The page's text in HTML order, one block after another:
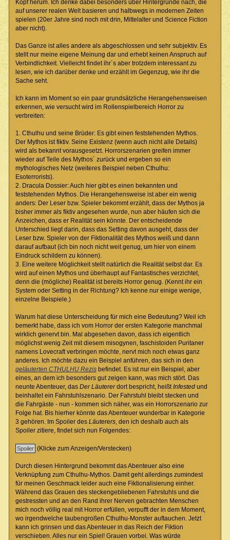
Kopf herum. Ich denke dabei besonders über Hintergründe nach, die
auf unserer realen Welt basieren und halbwegs in modernen Zeiten
spielen (20er Jahre sind noch mit drin, Mittelalter und Science Fiction
aber nicht).
Das Ganze ist alles andere als abgeschlossen und sehr subjektiv. Es
stellt nur meine eigene Meinung dar und erhebt keinen Anspruch auf
Verbindlichkeit. Vielleicht findet ihr´s aber trotzdem interessant zu
lesen, wie ich darüber denke und erzählt im Gegenzug, wie ihr die
Sache seht.
Ich kann im Moment so ein paar grundsätzliche Herangehensweisen
erkennen, wie versucht wird im Rollenspielbereich Horror zu
verbreiten:
1. Cthulhu und seine Brüder: Es gibt einen feststehenden Mythos.
Der Mythos ist fiktiv. Seine Existenz (wenn auch nicht alle Details)
wird als bekannt vorausgesetzt. Horrorszenarien greifen immer
wieder auf Teile des Mythos´ zurück und ergeben so ein
mythologisches Netz (weiteres Beispiel neben Cthulhu:
Esoterrorists).
2. Dracula Dossier: Auch hier gibt es einen bekannten und
feststehenden Mythos. Die Herangehensweise ist aber ein wenig
anders: Der Leser bzw. Spieler bekommt erzählt, dass der Mythos ja
bisher immer als fiktiv angesehen wurde, nun aber häufen sich die
Anzeichen, dass er Realität sein könnte. Der entscheidende
Unterschied liegt darin, dass das Setting davon ausgeht, dass der
Leser bzw. Spieler von der Fiktionalität des Mythos weiß und dann
darauf aufbaut (ich bin noch nicht weit genug, um hier von einem
Eindruck schildern zu können).
3. Eine weitere Möglichkeit stellt natürlich die Realität selbst dar. Es
wird auf einen Mythos und überhaupt auf Fantastisches verzichtet,
denn die (mögliche) Realität ist bereits Horror genug. (Kennt ihr ein
System oder Setting in der Richtung? Ich kenne nur einige wenige,
einzelne Beispiele.)
Warum hat diese Unterscheidung für mich eine Bedeutung? Weil ich
bemerkt habe, dass ich vom Horror der ersten Kategorie manchmal
wirklich genervt bin. Mal abgesehen davon, dass ich eigentlich
möglichst wenig Zeit mit diesem misogynen, faschistoiden Puritaner
namens Lovecraft verbringen möchte, nervt mich noch etwas ganz
anderes. Ich möchte dazu ein Beispiel anführen, das sich in den
geläuterten CTHULHU Rezisbefindet. Es ist nur ein Beispiel, aber
eines, an dem ich besonders gut zeigen kann, was mich stört. Das
neunte Abenteuer, das Der Läutererdort bespricht, heißtInfestedund
beinhaltet ein Fahrstuhlszenario. Der Fahrstuhl bleibt stecken und
die Fahrgäste - nun - kommen sich näher, was ein Horrorszenario zur
Folge hat. Bis hierher könnte das Abenteuer wunderbar in Kategorie
3 gehören. Im Spoiler des Läuterers, den ich deshalb auch als
Spoiler zitiere, findet sich nun Folgendes:
(Klicke zum Anzeigen/Verstecken)
Durch diesen Hintergrund bekommt das Abenteuer also eine
Verknüpfung zum Cthulhu-Mythos. Damit geht allerdings zumindest
für meinen Geschmack leider auch eine Fiktionalisierung einher.
Während das Grauen des steckengebliebenen Fahrstuhls und die
gestressten und an den Rand ihrer Nerven gebrachten Menschen
mich noch völlig real mit Horror erfüllen, verpufft der in dem Moment,
wo irgendwelche taubengroßen Cthulhu-Monster auftauchen. Jetzt
kann ich grinsen und das Abenteuer in das Reich der Fiktion
verschieben. Alles nur ein Spiel! Grauen vorbei. Was würde